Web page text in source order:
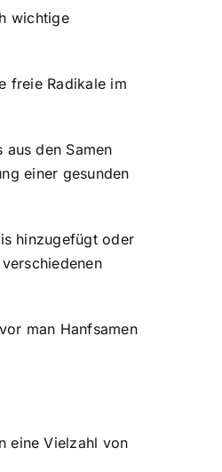
wichtige
freie Radikale im
den Samen
einer gesunden
hinzugefügt oder
man Hanfsamen
eine Vielzahl von